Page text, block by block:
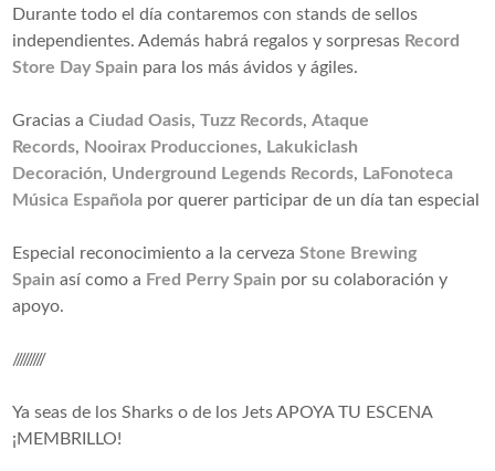
Durante todo el día contaremos con stands de sellos
independientes. Además habrá regalos y sorpresas Record
Store Day Spain para los más ávidos y ágiles.
Gracias aCiudad Oasis,Tuzz Records,Ataque
Records, Nooirax Producciones, Lakukiclash
Decoración, Underground Legends Records, LaFonoteca
Música Española por querer participar de un día tan especial
Especial reconocimiento a la cervezaStone Brewing
Spain así como a Fred Perry Spain por su colaboración y
apoyo.
/////////
Ya seas de los Sharks o de los Jets APOYA TU ESCENA
¡MEMBRILLO!